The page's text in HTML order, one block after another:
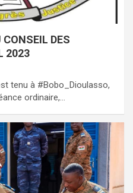
CONSEIL DES
2023
tenu à #Bobo_Dioulasso,
ordinaire,…